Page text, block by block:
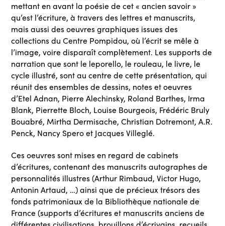
mettant en avant la poésie de cet « ancien savoir »
qu’est l’écriture, à travers des lettres et manuscrits,
mais aussi des oeuvres graphiques issues des
collections du Centre Pompidou, où l’écrit se mêle à
l’image, voire disparaît complètement. Les supports de
narration que sont le leporello, le rouleau, le livre, le
cycle illustré, sont au centre de cette présentation, qui
réunit des ensembles de dessins, notes et oeuvres
d’Etel Adnan, Pierre Alechinsky, Roland Barthes, Irma
Blank, Pierrette Bloch, Louise Bourgeois, Frédéric Bruly
Bouabré, Mirtha Dermisache, Christian Dotremont, A.R.
Penck, Nancy Spero et Jacques Villeglé.
Ces oeuvres sont mises en regard de cabinets
d’écritures, contenant des manuscrits autographes de
personnalités illustres (Arthur Rimbaud, Victor Hugo,
Antonin Artaud, …) ainsi que de précieux trésors des
fonds patrimoniaux de la Bibliothèque nationale de
France (supports d’écritures et manuscrits anciens de